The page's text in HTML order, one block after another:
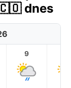
dnes
9